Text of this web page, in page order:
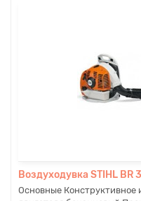
Воздуходувка STIHL BR
Основные Конструктивное